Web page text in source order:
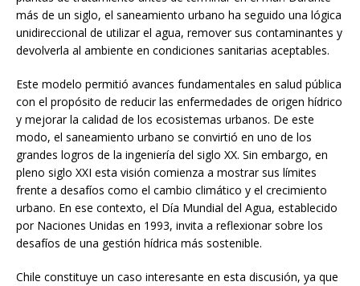
más de un siglo, el saneamiento urbano ha seguido una lógica
unidireccional de utilizar el agua, remover sus contaminantes y
devolverla al ambiente en condiciones sanitarias aceptables.
Este modelo permitió avances fundamentales en salud pública
con el propósito de reducir las enfermedades de origen hídrico
y mejorar la calidad de los ecosistemas urbanos. De este
modo, el saneamiento urbano se convirtió en uno de los
grandes logros de la ingeniería del siglo XX. Sin embargo, en
pleno siglo XXI esta visión comienza a mostrar sus límites
frente a desafíos como el cambio climático y el crecimiento
urbano. En ese contexto, el Día Mundial del Agua, establecido
por Naciones Unidas en 1993, invita a reflexionar sobre los
desafíos de una gestión hídrica más sostenible.
Chile constituye un caso interesante en esta discusión, ya que